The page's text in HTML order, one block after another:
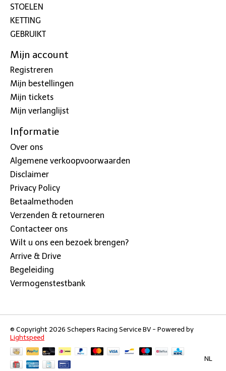
STOELEN
KETTING
GEBRUIKT
Mijn account
Registreren
Mijn bestellingen
Mijn tickets
Mijn verlanglijst
Informatie
Over ons
Algemene verkoopvoorwaarden
Disclaimer
Privacy Policy
Betaalmethoden
Verzenden & retourneren
Contacteer ons
Wilt u ons een bezoek brengen?
Arrive & Drive
Begeleiding
Vermogenstestbank
© Copyright 2026 Schepers Racing Service BV - Powered by
Lightspeed
NL